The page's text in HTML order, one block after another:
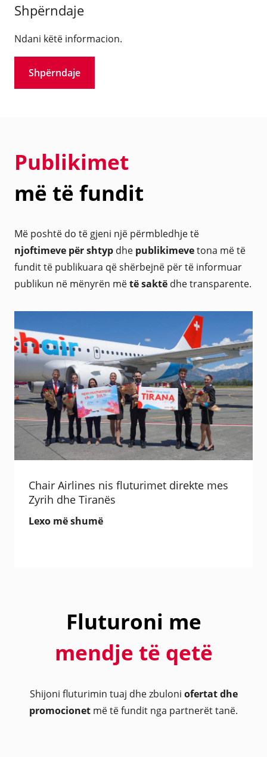
Shpërndaje
Ndani këtë informacion.
Shpërndaje
Publikimet
më të fundit
Më poshtë do të gjeni një përmbledhje të
njoftimeve për shtyp dhe publikimevetona më të
fundit të publikuara që shërbejnë për të informuar
publikun në mënyrën mëtë saktë dhe transparente.
Chair Airlines nis fluturimet direkte mes
Zyrih dhe Tiranës
Lexo më shumë
Fluturoni me
mendje të qetë
Shijoni fluturimin tuaj dhe zbuloni ofertat dhe
promocionet më të fundit nga partnerët tanë.